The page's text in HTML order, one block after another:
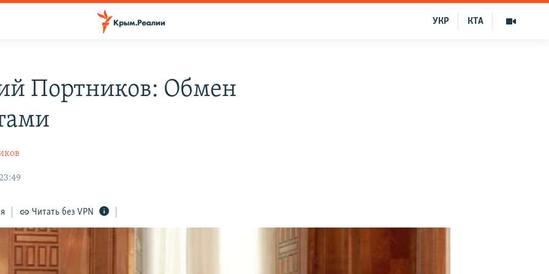
КТА
УКР
Портников: Обмен
Читать без VPN